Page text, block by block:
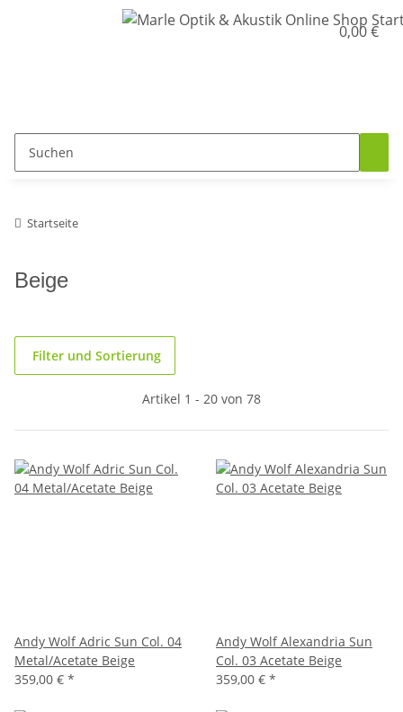
0,00 €
Startseite
Beige
Filter und Sortierung
Artikel 1 - 20 von 78
Andy Wolf Adric Sun Col. 04
Metal/Acetate Beige
359,00 € *
Andy Wolf Alexandria Sun
Col. 03 Acetate Beige
359,00 € *